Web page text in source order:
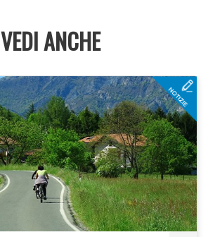
VEDI ANCHE